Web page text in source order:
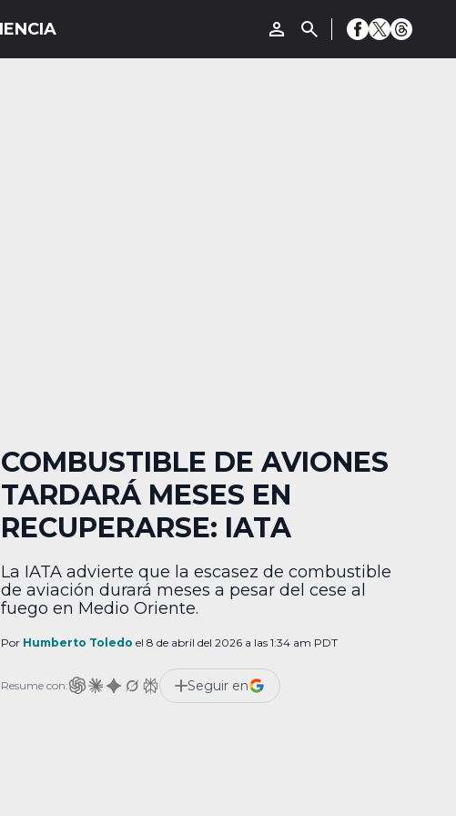
COMBUSTIBLE DE AVIONES
TARDARÁ MESES EN
RECUPERARSE: IATA
La IATA advierte que la escasez de combustible
de aviación durará meses a pesar del cese al
fuego en Medio Oriente.
Por Humberto Toledo el 8 de abril del 2026 a las 1:34 am PDT
Resume con: Seguir en